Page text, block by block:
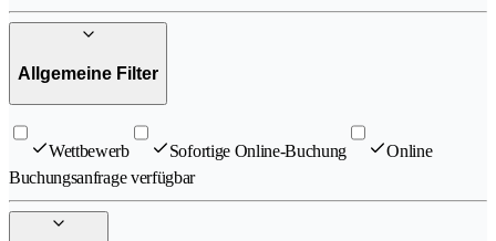
Allgemeine Filter
Wettbewerb Sofortige Online-Buchung
Online
Buchungsanfrage verfügbar